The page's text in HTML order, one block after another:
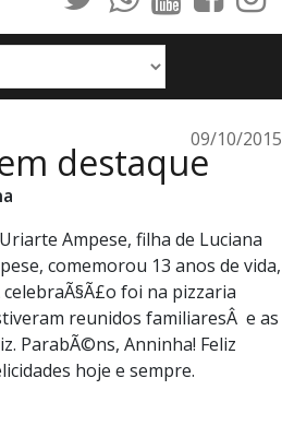
LEGAIS
09/10/2015
destaque
Ampese, filha de Luciana
comemorou 13 anos de vida,
foi na pizzaria
reunidos familiaresÂ e as
ParabÃ©ns, Anninha! Feliz
hoje e sempre.